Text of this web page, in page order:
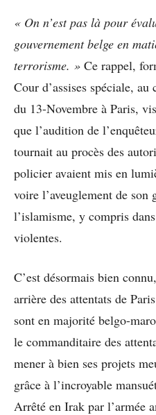
« On n’est pas là pour
gouvernement belge en
terrorisme. » Ce rappel,
Cour d’assises spéciale,
du 13-Novembre à Paris,
que l’audition de
tournait au procès des
policier avaient mis en
voire l’aveuglement de son
l’islamisme, y compris
violentes.
C’est désormais bien
arrière des attentats de
sont en majorité belgo-
le commanditaire des
mener à bien ses projets
grâce à l’incroyable
Arrêté en Irak par l’armée